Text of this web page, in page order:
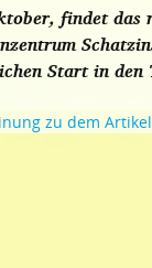
findet
Start in den
zu dem